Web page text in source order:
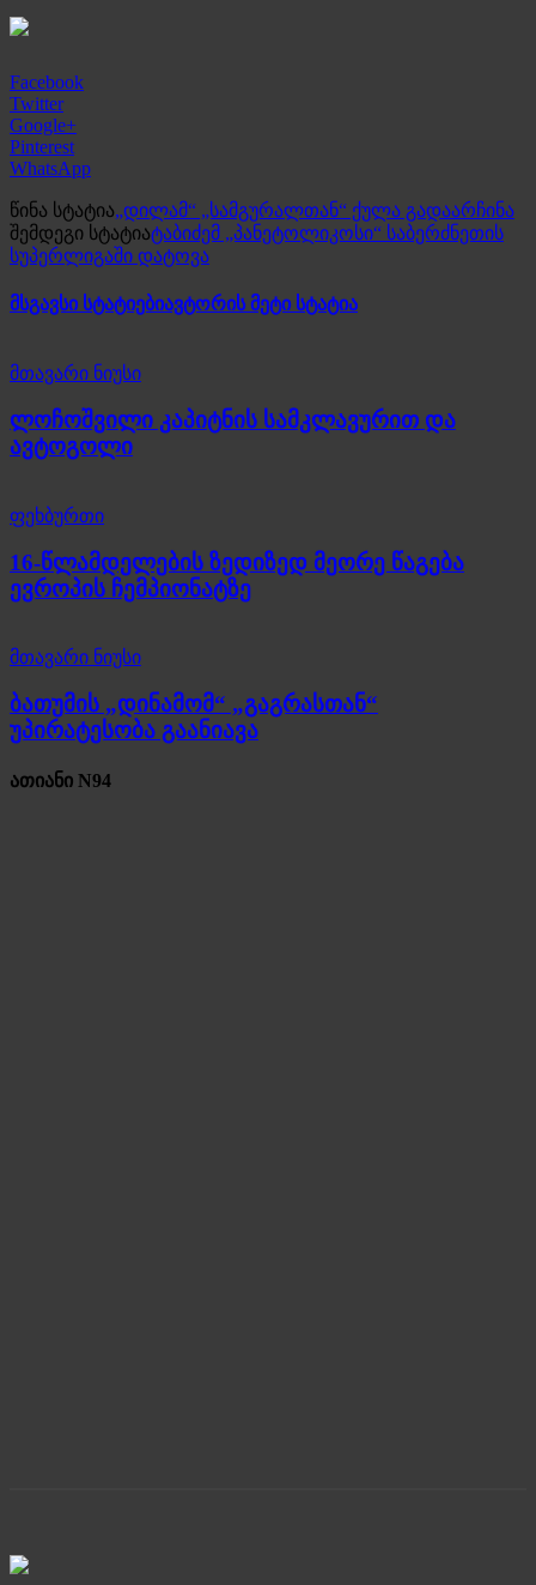
Facebook
Twitter
Google+
Pinterest
WhatsApp
წინა სტატია„დილამ“ „სამგურალთან“ ქულა გადაარჩინა
შემდეგი სტატიატაბიძემ „პანეტოლიკოსი“ საბერძნეთის
სუპერლიგაში დატოვა
მსგავსი სტატიებიავტორის მეტი სტატია
მთავარი ნიუსი
ლოჩოშვილი კაპიტნის სამკლავურით და
ავტოგოლი
ფეხბურთი
16-წლამდელების ზედიზედ მეორე წაგება
ევროპის ჩემპიონატზე
მთავარი ნიუსი
ბათუმის „დინამომ“ „გაგრასთან“
უპირატესობა გაანიავა
ათიანი N94